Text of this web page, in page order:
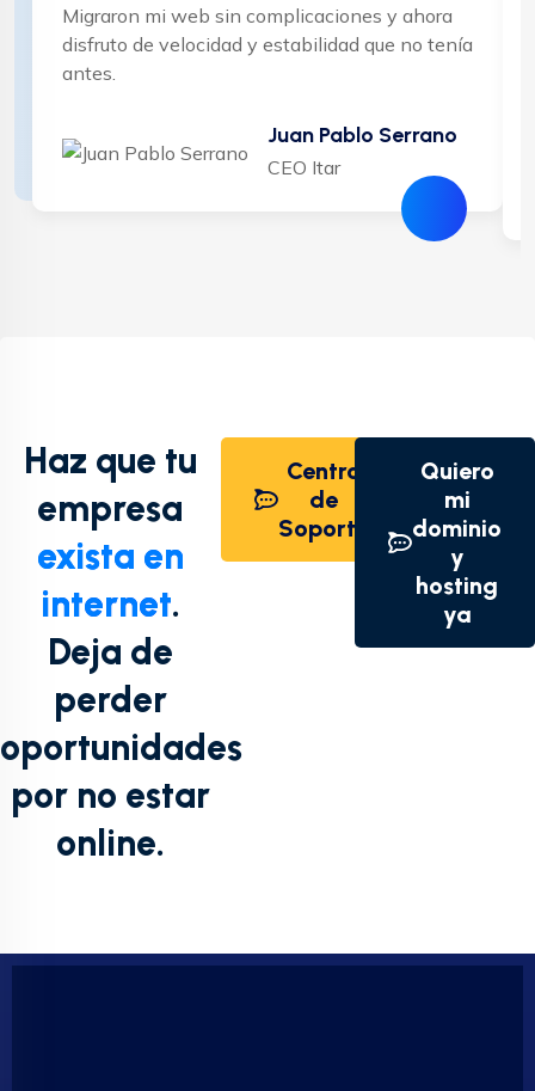
Migraron mi web sin complicaciones y ahora
disfruto de velocidad y estabilidad que no tenía
antes.
Juan Pablo Serrano
CEO Itar
Haz que tu
empresa
exista en
internet.
Deja de
perder
oportunidades
por no estar
online.
Centro
de
Soporte
Quiero
mi
dominio
y
hosting
ya